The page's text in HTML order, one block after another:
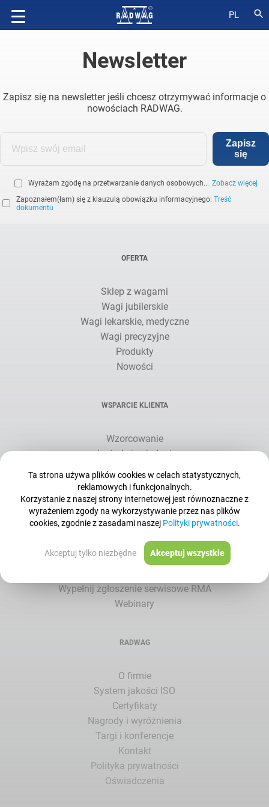
PL search
Newsletter
Zapisz się na newsletter jeśli chcesz otrzymywać informacje o
nowościach RADWAG.
Zapisz
się
Wyrażam zgodę na przetwarzanie danych osobowych... Zobacz więcej
Zapoznałem(łam) się z klauzulą obowiązku informacyjnego: Treść
dokumentu
OFERTA
Sklep z wagami
Wagi jubilerskie
Wagi lekarskie, medyczne
Wagi precyzyjne
Produkty
Nowości
WSPARCIE KLIENTA
Wzorcowanie
Instrukcje obsługi
Serwis
Pomoc zdalna
Katalogi
Publikacje
Leksykon
Wypełnij zgłoszenie serwisowe RMA
Webinary
RADWAG
O firmie
System jakości ISO
Certyfikaty
Nagrody i wyróżnienia
Targi i konferencje
Kontakt
Polityka prywatności
Oświadczenia
Ta strona używa plików cookies w celach statystycznych,
reklamowych i funkcjonalnych.
Korzystanie z naszej strony internetowej jest równoznaczne z
wyrażeniem zgody na wykorzystywanie przez nas plików
cookies, zgodnie z zasadami naszej Polityki prywatności.
Akceptuj tylko niezbędne Akceptuj wszystkie